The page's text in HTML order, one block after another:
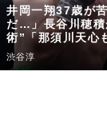
井岡一翔37歳が
だ…」長谷川穂積
術”「那須川天心
渋谷淳